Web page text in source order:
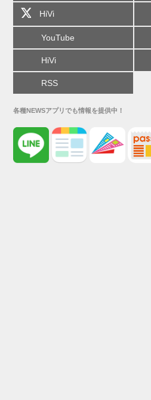
HiVi
YouTube
HiVi
RSS
各種NEWSアプリでも情報を提供中！